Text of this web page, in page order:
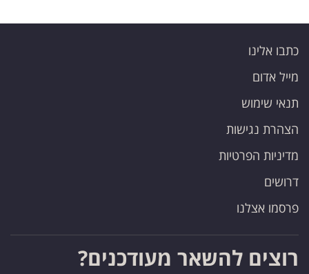
כתבו אלינו
מייל אדום
תנאי שימוש
הצהרת נגישות
מדיניות הפרטיות
דרושים
פרסמו אצלנו
רוצים להשאר מעודכנים?